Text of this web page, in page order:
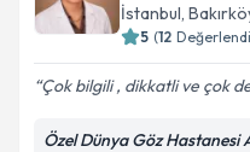
İstanbul,
5 (12
Çok bilgili , dikkatli ve çok
Özel Dünya Göz Hastanesi